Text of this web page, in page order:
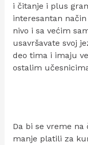
i čitanje i plus
interesantan
nivo i sa većim
usavršavate svoj
deo tima i imaju
ostalim
Da bi se vreme na
manje platili za